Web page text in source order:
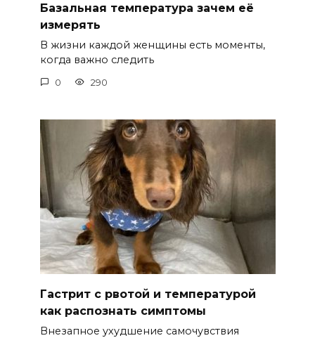
Базальная температура зачем её
измерять
В жизни каждой женщины есть моменты,
когда важно следить
0 290
Гастрит с рвотой и температурой
как распознать симптомы
Внезапное ухудшение самочувствия